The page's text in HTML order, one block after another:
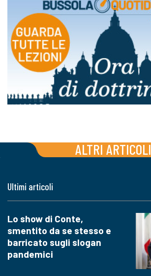
ALTRI ARTICOLI
Ultimi articoli
Lo show di Conte,
smentito da se stesso e
barricato sugli slogan
pandemici